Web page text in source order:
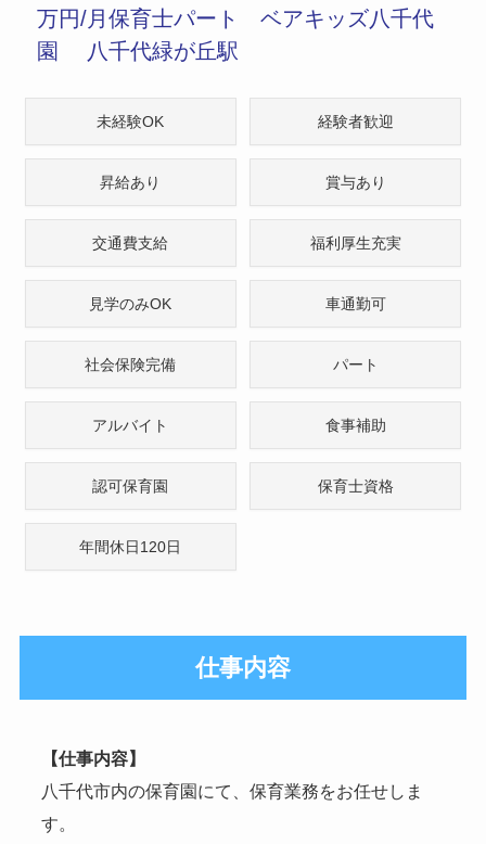
万円/月保育士パート ベアキッズ八千代
園 八千代緑が丘駅
未経験OK 経験者歓迎
昇給あり 賞与あり
交通費支給 福利厚生充実
見学のみOK 車通勤可
社会保険完備 パート
アルバイト 食事補助
認可保育園 保育士資格
年間休日120日
仕事内容
【仕事内容】
八千代市内の保育園にて、保育業務をお任せしま
す。